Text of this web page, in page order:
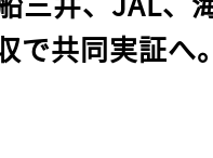
で共同実証へ